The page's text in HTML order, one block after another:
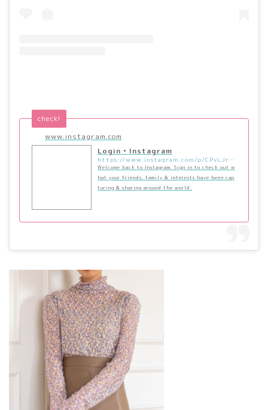
www.instagram.com
check!
Login • Instagram
https://www.instagram.com/p/CPvLJrVpE4j/?utm_source=ig_embed&utm_campaign=loading
Welcome back to Instagram. Sign in to check out w
hat your friends, family & interests have been cap
turing & sharing around the world.